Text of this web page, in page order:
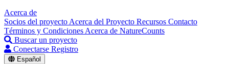
Acerca de
Socios del proyecto Acerca del Proyecto Recursos Contacto
Términos y Condiciones Acerca de NatureCounts
Buscar un proyecto
Conectarse Registro
Español